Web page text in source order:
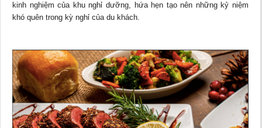
kinh nghiệm của khu nghỉ dưỡng, hứa hẹn tạo nên những kỷ niệm
khó quên trong kỳ nghỉ của du khách.